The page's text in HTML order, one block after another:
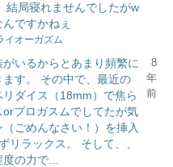
結局寝れませんでしたがw
ですかねぇ
イオーガズム
いるからとあまり頻繁に
す。 その中で、最近の
ダイス（18mm）で焦ら
orプロガスムでしてたが気
ごめんなさい！）を挿入
リラックス。 そして、、
の力で...
8
年
前